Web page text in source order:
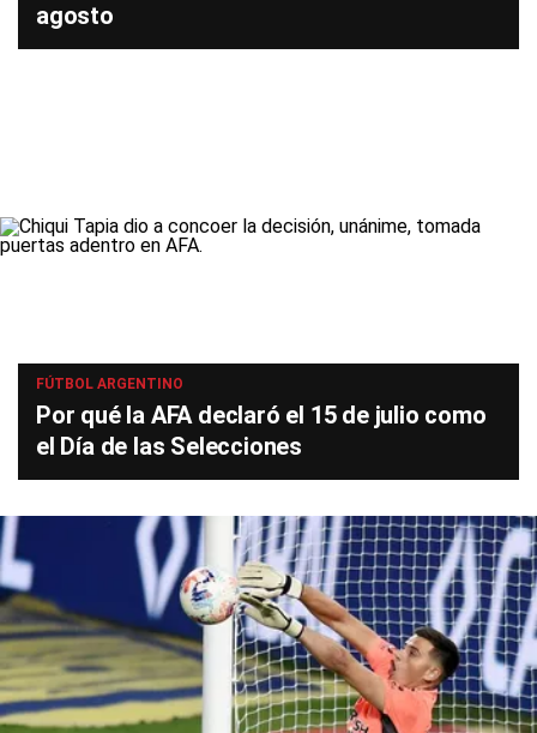
agosto
FÚTBOL ARGENTINO
Por qué la AFA declaró el 15 de julio como
el Día de las Selecciones